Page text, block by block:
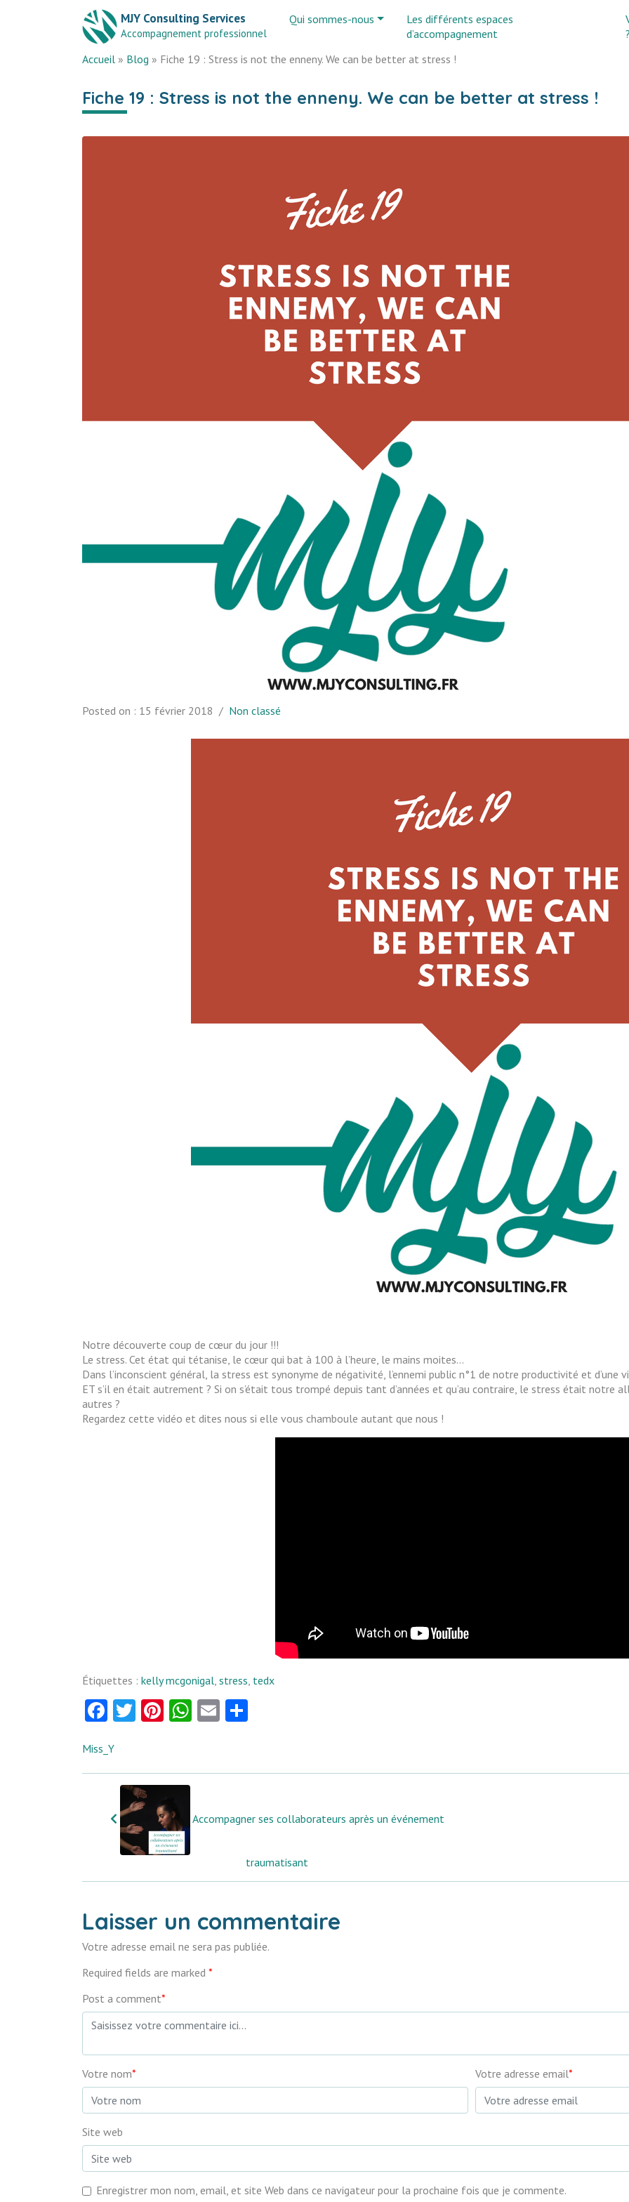
MJY Consulting Services
Accompagnement professionnel
Qui sommes-nous
Les différents espaces
d’accompagnement
?
Accueil » Blog » Fiche 19 : Stress is not the enneny. We can be better at stress !
Fiche 19 : Stress is not the enneny. We can be better at stress !
Posted on : 15 février 2018 / Non classé
Notre découverte coup de cœur du jour !!!
Le stress. Cet état qui tétanise, le cœur qui bat à 100 à l’heure, le mains moites…
Dans l’inconscient général, la stress est synonyme de négativité, l’ennemi public n°1 de notre productivité et d’une
ET s’il en était autrement ? Si on s’était tous trompé depuis tant d’années et qu’au contraire, le stress était notre
autres ?
Regardez cette vidéo et dites nous si elle vous chamboule autant que nous !
Étiquettes : kelly mcgonigal, stress, tedx
Facebook
Twitter
Pinterest
WhatsApp
Email
Miss_Y
Accompagner ses collaborateurs après un événement
traumatisant
Laisser un commentaire
Votre adresse email ne sera pas publiée.
Required fields are marked *
Post a comment*
Votre nom* Votre adresse email*
Site web
Enregistrer mon nom, email, et site Web dans ce navigateur pour la prochaine fois que je commente.